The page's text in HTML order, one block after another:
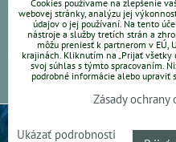
Cookies používame na zlepšenie
webovej stránky, analýzu jej
údajov o jej používaní. Na tento
nástroje a služby tretích strán a
môžu preniesť k partnerom v EÚ,
krajinách. Kliknutím na „Prijať všetky
svoj súhlas s týmto spracovaním.
podrobné informácie alebo upraviť
Zásady
Ukázať podrobnosti